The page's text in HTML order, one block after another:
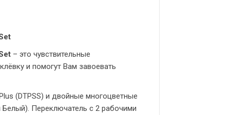
– это чувствительные
и помогут Вам завоевать
(DTPSS) и двойные многоцветные
Переключатель с 2 рабочими